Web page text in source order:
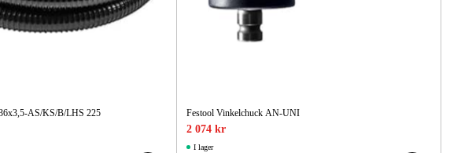
AS/KS/B/LHS 225 Festool Vinkelchuck AN-UNI
2 074 kr
I lager